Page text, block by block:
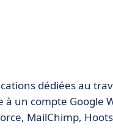
dédiées au
un compte Google
MailChimp,